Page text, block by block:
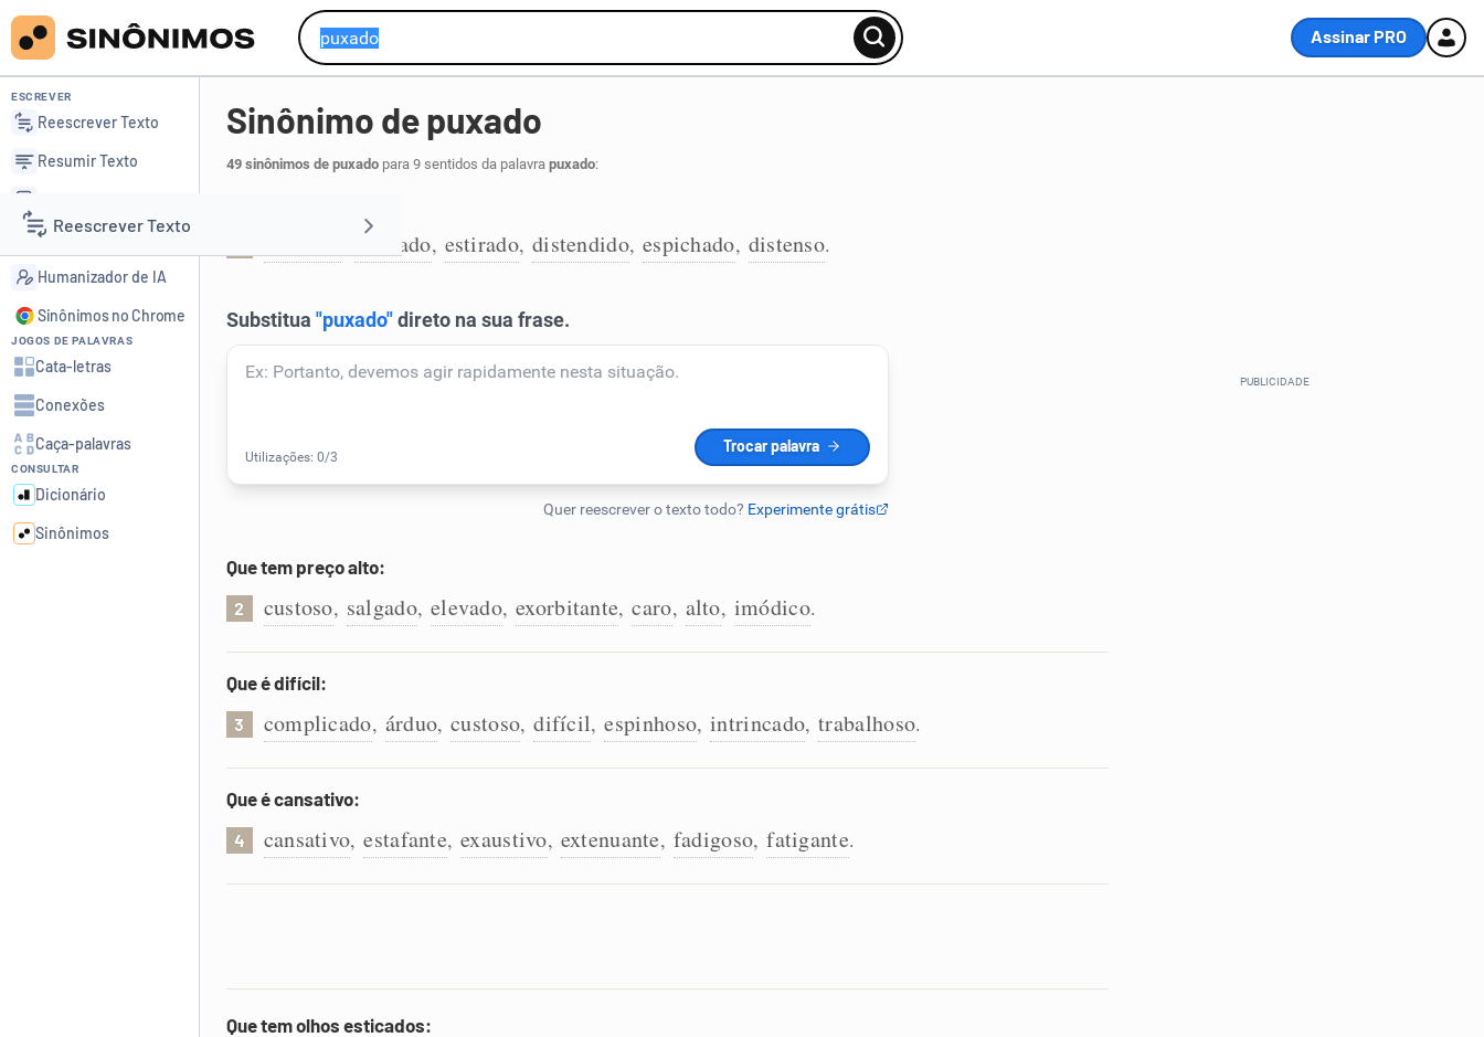
Assinar PRO
Reescrever Texto
Resumir Texto
Corrigir Texto
Detector de IA
Humanizador de IA
ESCREVER
Reescrever Texto
Resumir Texto
Detector de IA
Humanizador de IA
Sinônimos no Chrome
JOGOS DE PALAVRAS
Cata-letras
Conexões
Caça-palavras
CONSULTAR
Dicionário
Sinônimos
Sinônimo de puxado
49 sinônimos de puxadopara 9 sentidos da palavra puxado:
esticado, estirado, distendido, espichado, distenso.
Que tem preço alto:
2 custoso, salgado, elevado, exorbitante, caro, alto, imódico.
Que é difícil:
3 complicado, árduo, custoso, difícil, espinhoso, intrincado, trabalhoso.
Que é cansativo:
4 cansativo, estafante, exaustivo, extenuante, fadigoso, fatigante.
Que tem olhos esticados: